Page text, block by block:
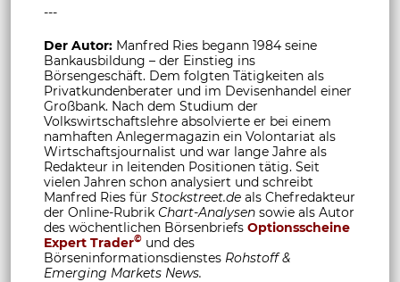
---
Der Autor: Manfred Ries begann 1984 seine
Bankausbildung – der Einstieg ins
Börsengeschäft. Dem folgten Tätigkeiten als
Privatkundenberater und im Devisenhandel einer
Großbank. Nach dem Studium der
Volkswirtschaftslehre absolvierte er bei einem
namhaften Anlegermagazin ein Volontariat als
Wirtschaftsjournalist und war lange Jahre als
Redakteur in leitenden Positionen tätig. Seit
vielen Jahren schon analysiert und schreibt
Manfred Ries für Stockstreet.de als Chefredakteur
der Online-Rubrik Chart-Analysen sowie als Autor
des wöchentlichen Börsenbriefs Optionsscheine
Expert Trader© und des
Börseninformationsdienstes Rohstoff &
Emerging Markets News.